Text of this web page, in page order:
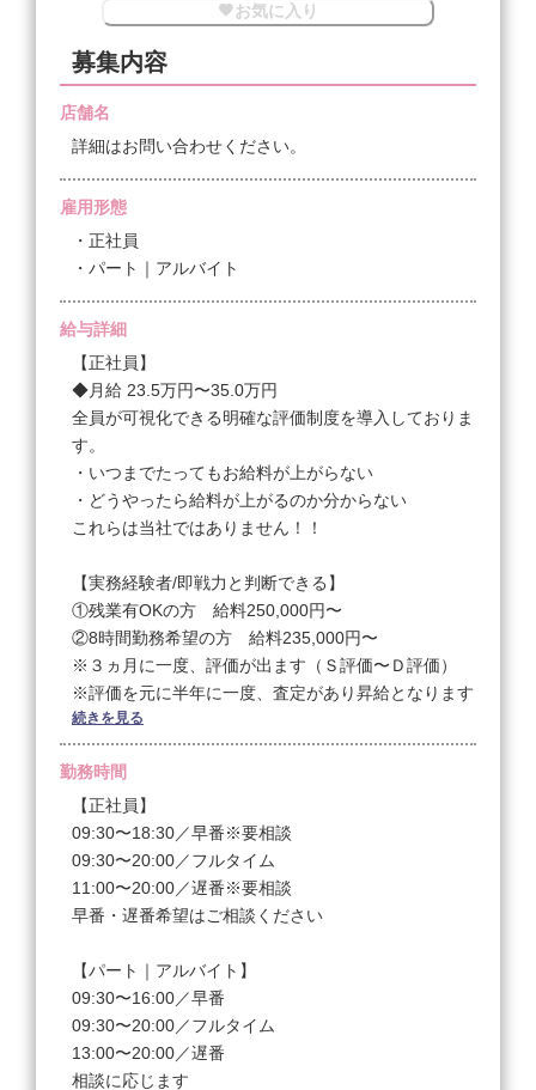
お気に入り
募集内容
店舗名
詳細はお問い合わせください。
雇用形態
・正社員
・パート｜アルバイト
給与詳細
【正社員】
◆月給 23.5万円〜35.0万円
全員が可視化できる明確な評価制度を導入しておりま
す。
・いつまでたってもお給料が上がらない
・どうやったら給料が上がるのか分からない
これらは当社ではありません！！
【実務経験者/即戦力と判断できる】
①残業有OKの方 給料250,000円〜
②8時間勤務希望の方 給料235,000円〜
※３ヵ月に一度、評価が出ます（Ｓ評価〜Ｄ評価）
※評価を元に半年に一度、査定があり昇給となります
（年に２回昇給）
※働いてくださる時間や、希望の休日、お客様を持っ
ているかどうかなど、いろいろとご相談させてくださ
い
【実務経験者/即戦力未満】
①残業有OKの方 給料235,000円〜
②8時間勤務希望の方 給料220,000円〜
※評価を元に半年に一度、査定があり昇給となります
（年に２回昇給）
【未経験者/社会人経験有の方】
①残業有OKの方 給料210,000円〜
続きを見る
勤務時間
【正社員】
09:30〜18:30／早番※要相談
09:30〜20:00／フルタイム
11:00〜20:00／遅番※要相談
早番・遅番希望はご相談ください
【パート｜アルバイト】
09:30〜16:00／早番
09:30〜20:00／フルタイム
13:00〜20:00／遅番
相談に応じます